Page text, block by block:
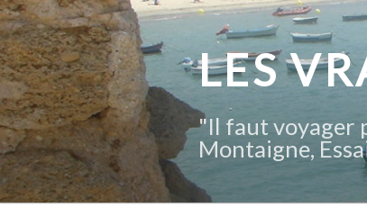
Aller
au
contenu
principal
LES
"Il faut voyager
Montaigne,